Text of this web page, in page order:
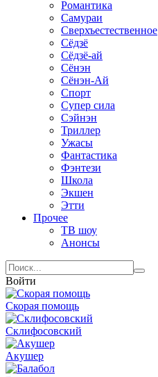
Романтика
Самураи
Сверхъестественное
Сёдзё
Сёдзё-ай
Сёнэн
Сёнэн-Ай
Спорт
Супер сила
Сэйнэн
Триллер
Ужасы
Фантастика
Фэнтези
Школа
Экшен
Этти
Прочее
ТВ шоу
Анонсы
Войти
Скорая помощь
Склифосовский
Акушер